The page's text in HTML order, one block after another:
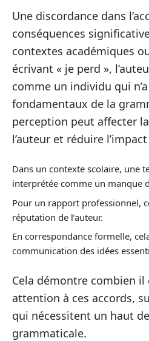
Une discordance dans
conséquences
contextes académiques
écrivant « je perd »,
comme un individu qui
fondamentaux de la
perception peut affecter
l’auteur et réduire
Dans un contexte scolaire, une
interprétée comme un manque
Pour un rapport professionnel,
réputation de l’auteur.
En correspondance formelle,
communication des idées
Cela démontre combien
attention à ces accords,
qui nécessitent un haut
grammaticale.